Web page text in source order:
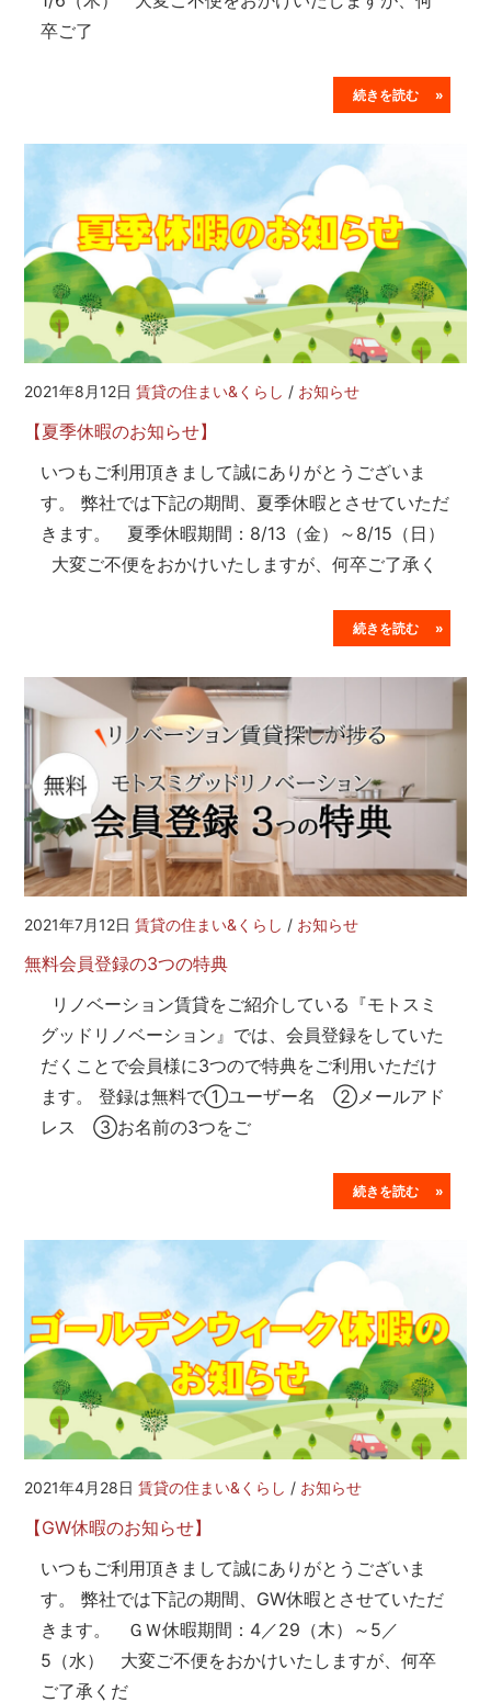
卒ご了
続きを読む »
2021年8月12日 賃貸の住まい&くらし / お知らせ
【夏季休暇のお知らせ】
いつもご利用頂きまして誠にありがとうございま
す。 弊社では下記の期間、夏季休暇とさせていただ
きます。 夏季休暇期間：8/13（金）～8/15（日）
大変ご不便をおかけいたしますが、何卒ご了承く
続きを読む »
2021年7月12日 賃貸の住まい&くらし / お知らせ
無料会員登録の3つの特典
リノベーション賃貸をご紹介している『モトスミ
グッドリノベーション』では、会員登録をしていた
だくことで会員様に3つので特典をご利用いただけ
ます。 登録は無料で①ユーザー名 ②メールアド
レス ③お名前の3つをご
続きを読む »
2021年4月28日 賃貸の住まい&くらし / お知らせ
【GW休暇のお知らせ】
いつもご利用頂きまして誠にありがとうございま
す。 弊社では下記の期間、GW休暇とさせていただ
きます。 ＧＷ休暇期間：4／29（木）～5／
5（水） 大変ご不便をおかけいたしますが、何卒
ご了承くだ